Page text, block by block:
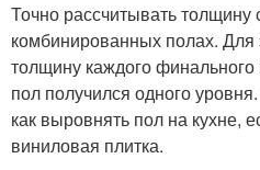
Точно рассчитывать толщину
комбинированных полах. Для
толщину каждого
пол получился одного
как выровнять пол на кухне,
виниловая плитка.